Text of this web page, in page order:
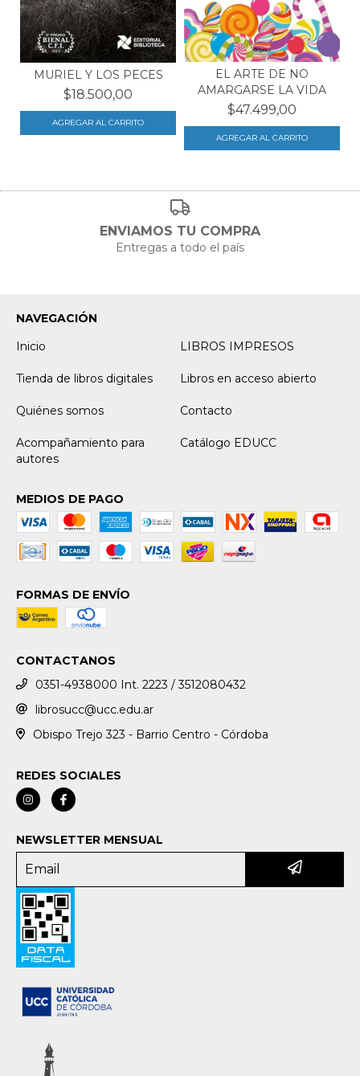
MURIEL Y LOS PECES
$18.500,00
EL ARTE DE NO
AMARGARSE LA VIDA
$47.499,00
ENVIAMOS TU COMPRA
Entregas a todo el país
NAVEGACIÓN
Inicio
LIBROS IMPRESOS
Tienda de libros digitales Libros en acceso abierto
Quiénes somos Contacto
Acompañamiento para
autores
Catálogo EDUCC
MEDIOS DE PAGO
FORMAS DE ENVÍO
CONTACTANOS
0351-4938000 Int. 2223 / 3512080432
librosucc@ucc.edu.ar
Obispo Trejo 323 - Barrio Centro - Córdoba
REDES SOCIALES
NEWSLETTER MENSUAL